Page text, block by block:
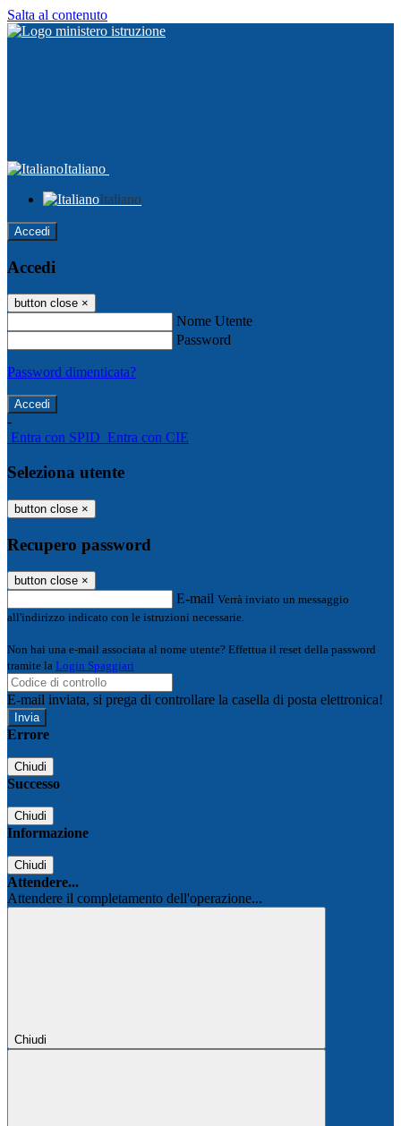
Salta al contenuto
Italiano
Italiano
Accedi
Accedi
button close ×
Nome Utente
Password
Password dimenticata?
-
Entra con SPID Entra con CIE
Seleziona utente
button close ×
Recupero password
button close ×
E-mail Verrà inviato un messaggio
all'indirizzo indicato con le istruzioni necessarie.
Non hai una e-mail associata al nome utente? Effettua il reset della password
tramite la Login Spaggiari
E-mail inviata, si prega di controllare la casella di posta elettronica!
Errore
Chiudi
Successo
Chiudi
Informazione
Chiudi
Attendere...
Attendere il completamento dell'operazione...
Chiudi